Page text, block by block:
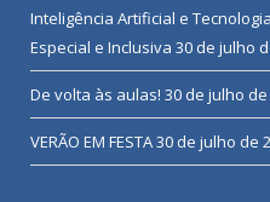
Inteligência Artificial e
Especial e Inclusiva 30 de julho
De volta às aulas! 30 de julho de
VERÃO EM FESTA30 de julho de